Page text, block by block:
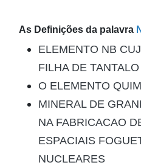
As Definições da palavra
ELEMENTO NB
FILHA DE TANTALO
O ELEMENTO
MINERAL DE
NA FABRICACAO
ESPACIAIS
NUCLEARES